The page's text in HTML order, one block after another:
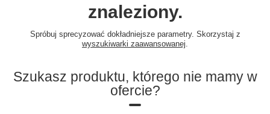
znaleziony.
Spróbuj sprecyzować dokładniejsze parametry. Skorzystaj z
wyszukiwarki zaawansowanej
Szukasz produktu, którego nie mamy w
ofercie?